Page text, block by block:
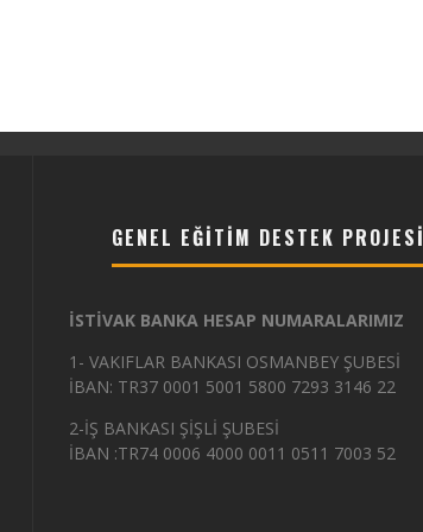
GENEL EĞITIM DESTEK PROJESI
İSTİVAK BANKA HESAP NUMARALARIMIZ
1- VAKIFLAR BANKASI OSMANBEY ŞUBESİ
İBAN: TR37 0001 5001 5800 7293 3146 22
2-İŞ BANKASI ŞİŞLİ ŞUBESİ
İBAN :TR74 0006 4000 0011 0511 7003 52